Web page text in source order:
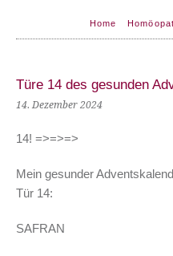
Home
Türe 14 des gesunden
14. Dezember 2024
14! =>=>=>
Mein gesunder
Tür 14:
SAFRAN